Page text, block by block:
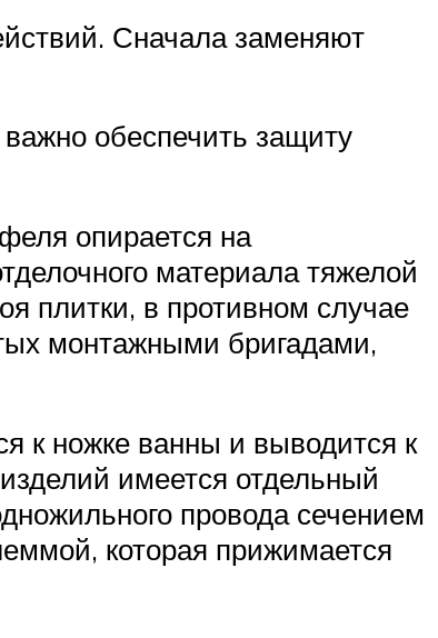
Сначала заменяют
обеспечить защиту
опирается на
материала тяжелой
плитки, в противном случае
монтажными бригадами,
к ножке ванны и выводится к
имеется отдельный
провода сечением
которая прижимается